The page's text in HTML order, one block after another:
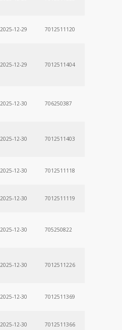
2025-12-29 7012511120
2025-12-29 7012511404
2025-12-30 706250387
2025-12-30 7012511403
2025-12-30 7012511118
2025-12-30 7012511119
2025-12-30 705250822
2025-12-30 7012511226
2025-12-30 7012511369
2025-12-30 7012511366